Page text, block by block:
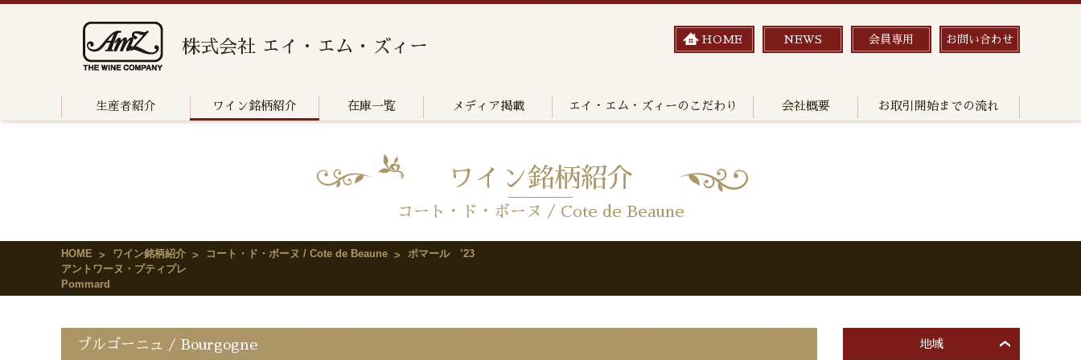
株式会社 エイ・エム・ズィー HOME NEWS 会員専用 お問い合わせ
生産者紹介 ワイン銘柄紹介 在庫一覧 メディア掲載 エイ・エム・ズィーのこだわり 会社概要 お取引開始までの流れ
ワイン銘柄紹介
コート・ド・ボーヌ / Cote de Beaune
HOME ワイン銘柄紹介 コート・ド・ボーヌ / Cote de Beaune
ポマール ’23
アントワーヌ・プティプレ
Pommard
ブルゴーニュ / Bourgogne 地域